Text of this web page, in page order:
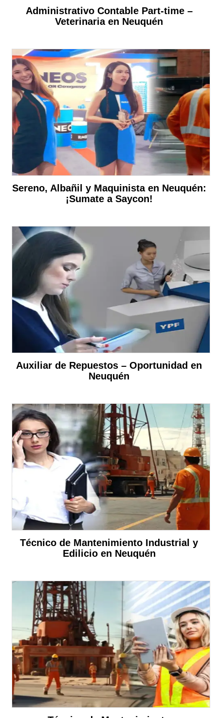
Administrativo Contable Part-time –
Veterinaria en Neuquén
Sereno, Albañil y Maquinista en Neuquén:
¡Sumate a Saycon!
Auxiliar de Repuestos – Oportunidad en
Neuquén
Técnico de Mantenimiento Industrial y
Edilicio en Neuquén